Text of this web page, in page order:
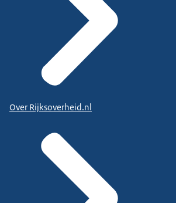
Over Rijksoverheid.nl